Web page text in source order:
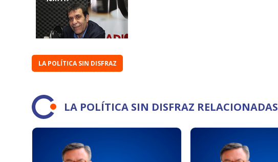
LA POLÍTICA SIN DISFRAZ
LA POLÍTICA SIN DISFRAZ RELACIONADAS